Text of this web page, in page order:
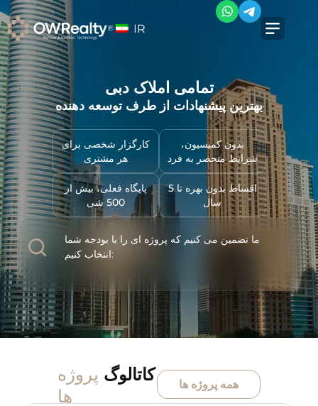
IR
تمامی املاک دبی
بهترین پیشنهادات از طرف توسعه دهنده
کارگزار شخصی برای
هر مشتری
بدون کمیسیون،
شرایط منحصر به فرد
پایگاه فعلی، بیش از
500 شی
اقساط بدون بهره تا 5
سال
ما تضمین می کنیم که پروژه ای را با بودجه شما
انتخاب کنیم:
کاتالوگ پروژه
ها
همه پروژه ها